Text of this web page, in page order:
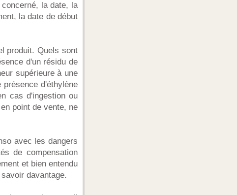
la date, la
la date de début
produit. Quels sont
d'un résidu de
supérieure à une
d'éthylène
cas d'ingestion ou
point de vente, ne
avec les dangers
de compensation
et bien entendu
davantage.